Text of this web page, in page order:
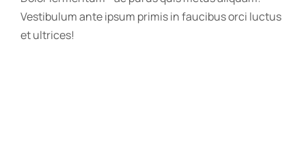
Vestibulum ante ipsum primis in faucibus orci luctus
et ultrices!